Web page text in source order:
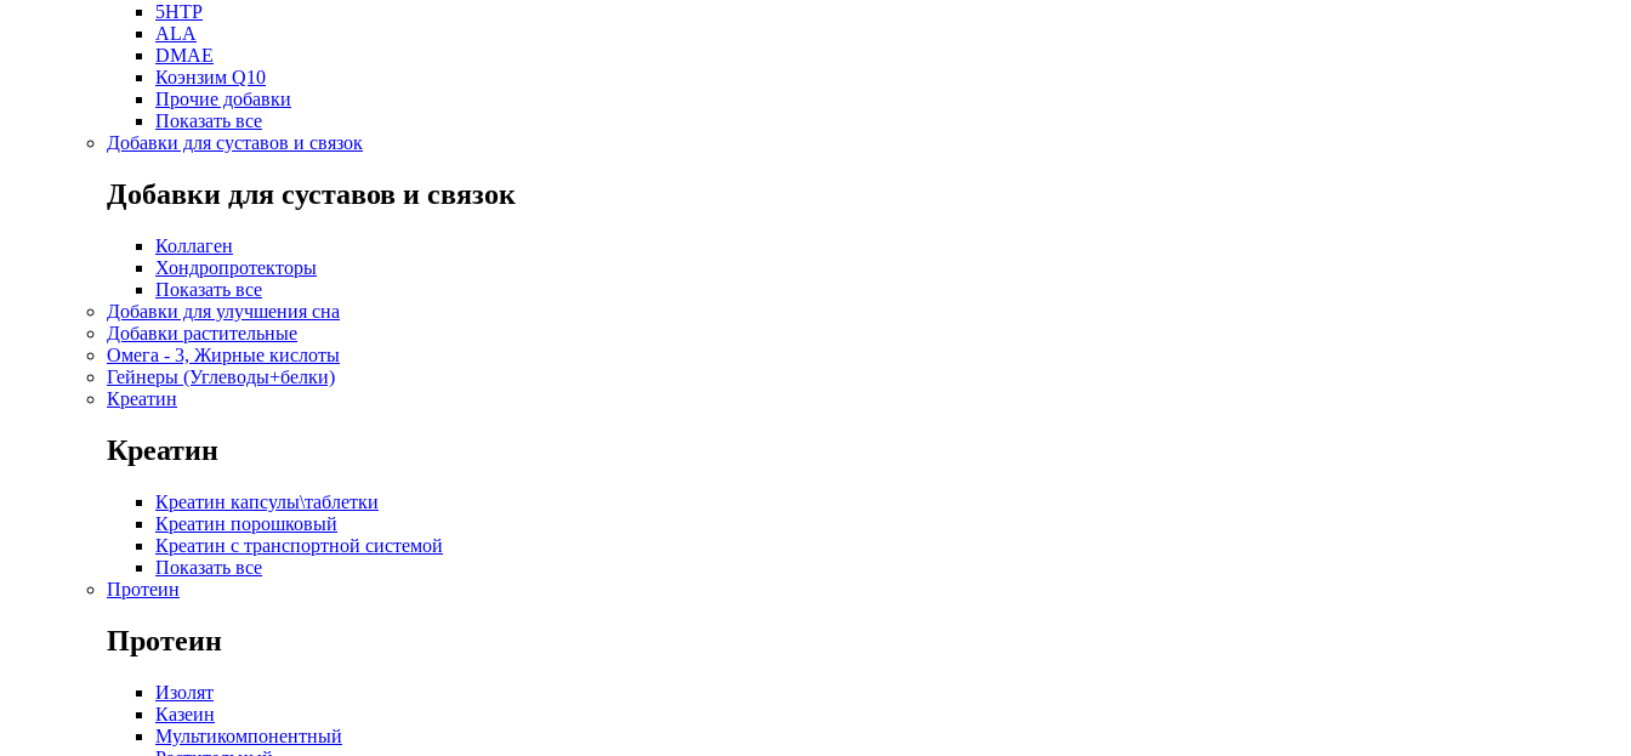
5HTP
ALA
DMAE
Коэнзим Q10
Прочие добавки
Показать все
Добавки для суставов и связок
Добавки для суставов и связок
Коллаген
Хондропротекторы
Показать все
Добавки для улучшения сна
Добавки растительные
Омега - 3, Жирные кислоты
Гейнеры (Углеводы+белки)
Креатин
Креатин
Креатин капсулы\таблетки
Креатин порошковый
Креатин с транспортной системой
Показать все
Протеин
Протеин
Изолят
Казеин
Мультикомпонентный